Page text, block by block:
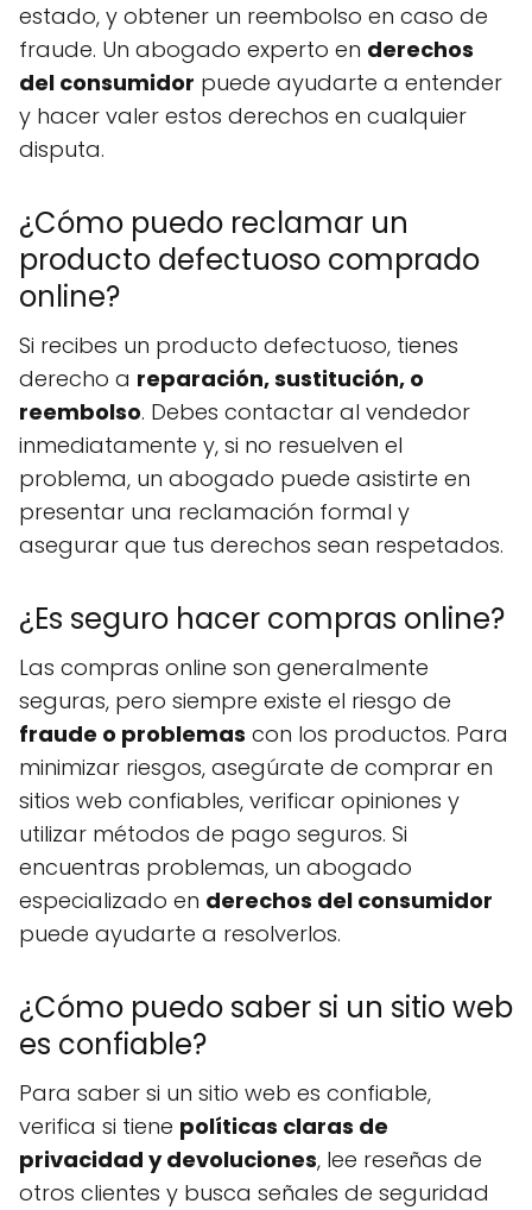
estado, y obtener un reembolso en caso de
fraude. Un abogado experto en derechos
del consumidor puede ayudarte a entender
y hacer valer estos derechos en cualquier
disputa.
¿Cómo puedo reclamar un
producto defectuoso comprado
online?
Si recibes un producto defectuoso, tienes
derecho a reparación, sustitución, o
reembolso. Debes contactar al vendedor
inmediatamente y, si no resuelven el
problema, un abogado puede asistirte en
presentar una reclamación formal y
asegurar que tus derechos sean respetados.
¿Es seguro hacer compras online?
Las compras online son generalmente
seguras, pero siempre existe el riesgo de
fraude o problemas con los productos. Para
minimizar riesgos, asegúrate de comprar en
sitios web confiables, verificar opiniones y
utilizar métodos de pago seguros. Si
encuentras problemas, un abogado
especializado en derechos del consumidor
puede ayudarte a resolverlos.
¿Cómo puedo saber si un sitio web
es confiable?
Para saber si un sitio web es confiable,
verifica si tiene políticas claras de
privacidad y devoluciones, lee reseñas de
otros clientes y busca señales de seguridad